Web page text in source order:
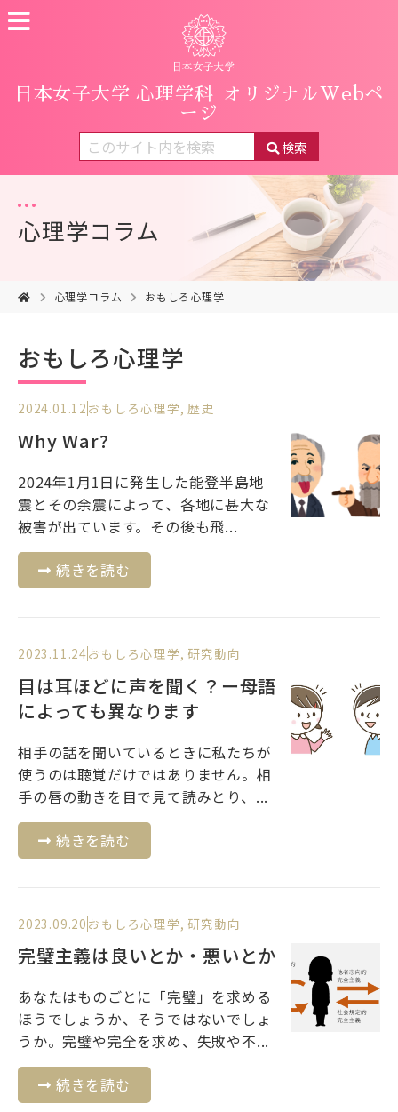
日本女子大学 心理学科
オリジナルWebペ
ージ
検索
心理学コラム
心理学コラム おもしろ心理学
おもしろ心理学
2024.01.12 おもしろ心理学,歴史
Why War?
2024年1月1日に発生した能登半島地
震とその余震によって、各地に甚大な
被害が出ています。その後も飛...
続きを読む
2023.11.24おもしろ心理学, 研究動向
目は耳ほどに声を聞く？ー母語
によっても異なります
相手の話を聞いているときに私たちが
使うのは聴覚だけではありません。相
手の唇の動きを目で見て読みとり、...
続きを読む
2023.09.20 おもしろ心理学, 研究動向
完璧主義は良いとか・悪いとか
あなたはものごとに「完璧」を求める
ほうでしょうか、そうではないでしょ
うか。完璧や完全を求め、失敗や不...
続きを読む